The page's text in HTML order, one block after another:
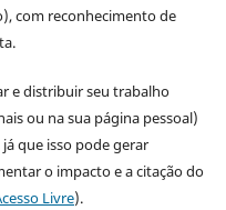
com reconhecimento de
e distribuir seu trabalho
ou na sua página pessoal)
que isso pode gerar
o impacto e a citação do
Livre).